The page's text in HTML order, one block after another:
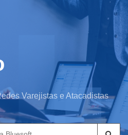
Varejistas e Atacadistas